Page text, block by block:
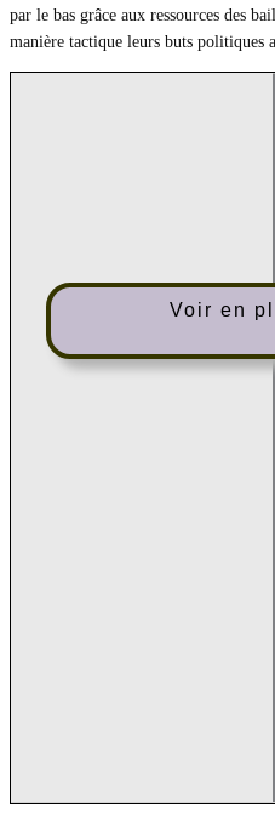
par le bas grâce aux ressources des
manière tactique leurs buts politiques
Voir en